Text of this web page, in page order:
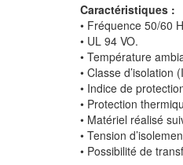
Caractéristiques :
• Fréquence 50/60
• UL 94 VO.
• Température
• Classe d’isolation
• Indice de
• Protection
• Matériel réalisé
• Tension
• Possibilité de